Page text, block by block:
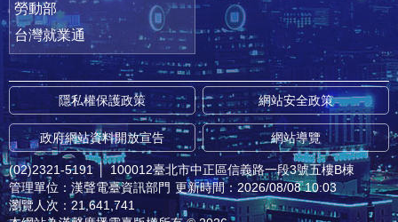
勞動部
台灣就業通
隱私權保護政策 網站安全政策
政府網站資料開放宣告 網站導覽
(02)2321-5191 │ 100012臺北市中正區信義路一段3號五樓B棟
管理單位：漢聲電臺資訊部門 更新時間：2026/08/08 10:03
瀏覽人次：21,641,741